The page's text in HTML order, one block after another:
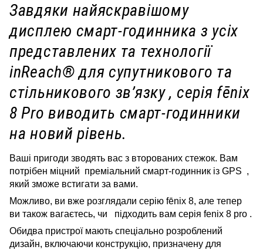
Завдяки найяскравішому
дисплею смарт-годинника з усіх
представлених та технології
inReach® для супутникового та
стільникового зв’язку , серія fēnix
8 Pro виводить смарт-годинники
на новий рівень.
Ваші пригоди зводять вас з второваних стежок. Вам
потрібен міцний преміальний смарт-годинник із GPS ,
який зможе встигати за вами.
Можливо, ви вже розглядали серію fēnix 8, але тепер
ви також вагаєтесь, чи
підходить вам серія fenix 8 pro .
Обидва пристрої мають спеціально розроблений
дизайн, включаючи конструкцію, призначену для